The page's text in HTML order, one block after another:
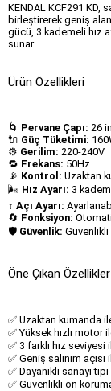
KENDAL KCF291 KD,
birleştirerek geniş
gücü, 3 kademeli hız
sunar.
Ürün Özellikleri
🌀 Pervane Çapı: 26
🔌 Güç Tüketimi:
⚙️ Gerilim: 220-240V
🔁 Frekans: 50Hz
📡 Kontrol: Uzaktan
🌬️ Hız Ayarı: 3
↕️ Açı Ayarı:
🔄 Fonksiyon:
🛡 Güvenlik: Güvenlikli
Öne Çıkan Özellikler
✅ Uzaktan kumanda
✅ Yüksek hızlı motor
✅ 3 farklı hız
✅ Geniş salınım
✅ Dayanıklı sanayi
✅ Güvenlikli ön